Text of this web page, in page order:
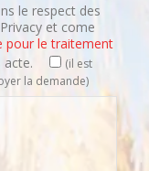
le respect des
et come
pour le traitement
acte.
(il est
la demande)